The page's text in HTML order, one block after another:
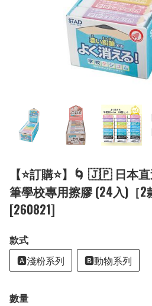
【⭐訂購⭐】🌀 🇯🇵 日本
筆學校專用擦膠 (24入)［2
[260821]
款式
🅰️淺粉系列
🅱️動物系列
數量